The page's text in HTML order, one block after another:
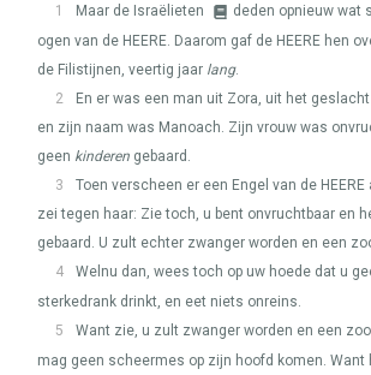
1 Maar de Israëlieten
deden opnieuw wat
ogen van de HEERE. Daarom gaf de HEERE hen
de Filistijnen, veertig jaar lang.
2
En er was een man uit Zora, uit het
en zijn naam was Manoach. Zijn vrouw was
geen kinderen gebaard.
3
Toen verscheen er een Engel van de HEERE
zei tegen haar: Zie toch, u bent onvruchtbaar en
gebaard. U zult echter zwanger worden en een
4
Welnu dan, wees toch op uw hoede dat u
sterkedrank drinkt, en eet niets onreins.
5
Want zie, u zult zwanger worden en een
mag geen scheermes op zijn hoofd komen. Want